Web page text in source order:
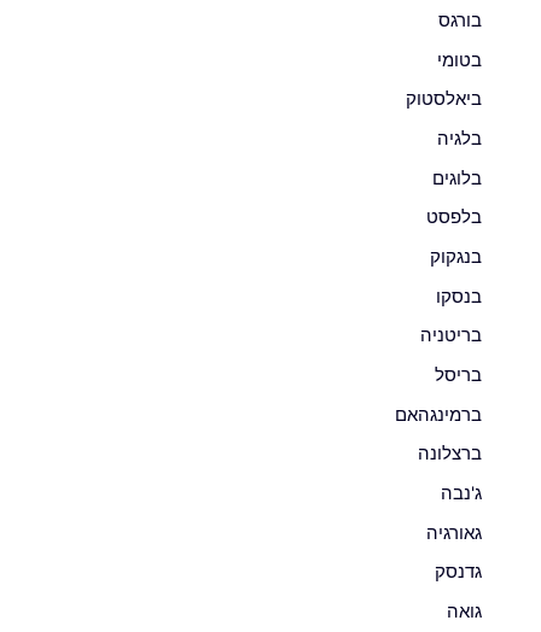
בורגס
בטומי
ביאלסטוק
בלגיה
בלוגים
בלפסט
בנגקוק
בנסקו
בריטניה
בריסל
ברמינגהאם
ברצלונה
ג'נבה
גאורגיה
גדנסק
גואה